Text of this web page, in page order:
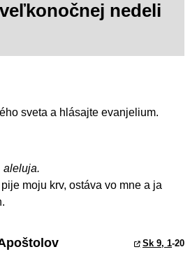
nedeli
sveta a hlásajte evanjelium.
aleluja.
moju krv, ostáva vo mne a ja
Sk 9, 1-20